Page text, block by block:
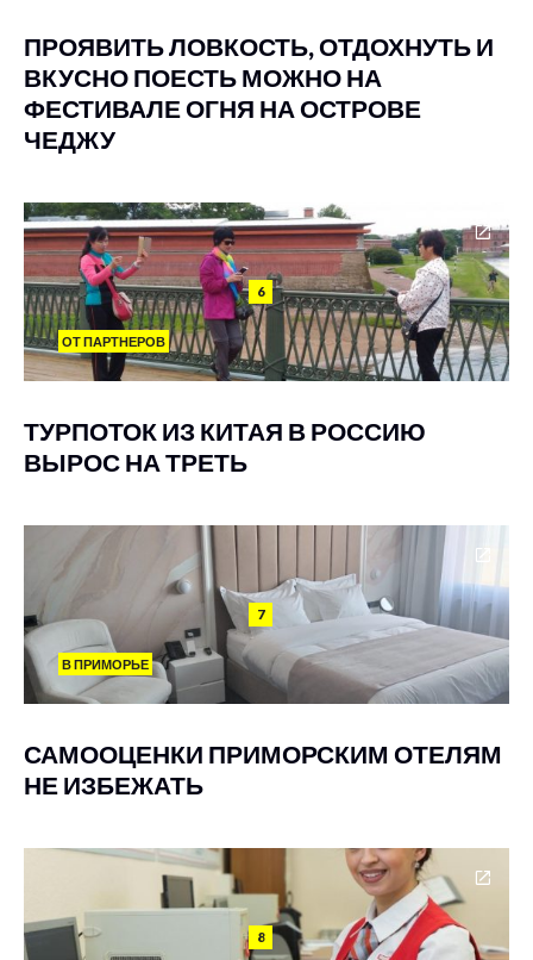
ПРОЯВИТЬ ЛОВКОСТЬ, ОТДОХНУТЬ И
ВКУСНО ПОЕСТЬ МОЖНО НА
ФЕСТИВАЛЕ ОГНЯ НА ОСТРОВЕ
ЧЕДЖУ
6
ОТ ПАРТНЕРОВ
ТУРПОТОК ИЗ КИТАЯ В РОССИЮ
ВЫРОС НА ТРЕТЬ
7
В ПРИМОРЬЕ
САМООЦЕНКИ ПРИМОРСКИМ ОТЕЛЯМ
НЕ ИЗБЕЖАТЬ
8